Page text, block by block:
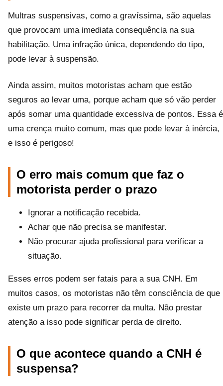
Multras suspensivas, como a gravíssima, são aquelas
que provocam uma imediata consequência na sua
habilitação. Uma infração única, dependendo do tipo,
pode levar à suspensão.
Ainda assim, muitos motoristas acham que estão
seguros ao levar uma, porque acham que só vão perder
após somar uma quantidade excessiva de pontos. Essa é
uma crença muito comum, mas que pode levar à inércia,
e isso é perigoso!
O erro mais comum que faz o
motorista perder o prazo
Ignorar a notificação recebida.
Achar que não precisa se manifestar.
Não procurar ajuda profissional para verificar a
situação.
Esses erros podem ser fatais para a sua CNH. Em
muitos casos, os motoristas não têm consciência de que
existe um prazo para recorrer da multa. Não prestar
atenção a isso pode significar perda de direito.
O que acontece quando a CNH é
suspensa?